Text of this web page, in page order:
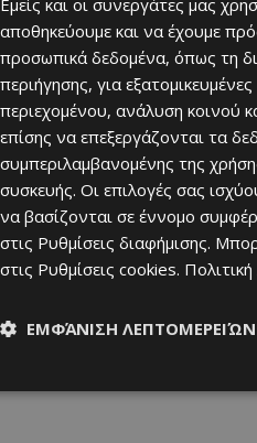
πιο αναγνωρισμένα διεθνώς
αυστηρά κριτήρια, όπως
περιβαλλοντική ενημέρωση
το 2026 εξασφάλισε ο Δήμος
16, την Αμαθούντα με 9 και την
αναμένεται να
Εμείς και οι συνεργάτες μας
αποθηκεύουμε και να έχουμε
προσωπικά δεδομένα, όπως τη
περιήγησης, για
περιεχομένου, ανάλυση κοινού
επίσης να επεξεργάζονται τα
συμπεριλαμβανομένης της
συσκευής. Οι επιλογές σας
να βασίζονται σε έννομο
στις Ρυθμίσεις διαφήμισης.
στις Ρυθμίσεις cookies.
ΕΜΦΆΝΙΣΗ ΛΕΠΤΟΜΕΡΕΙΏΝ